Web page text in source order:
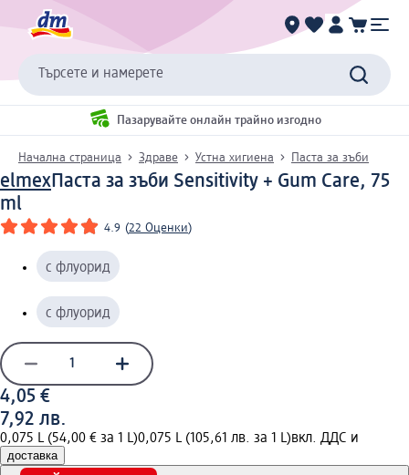
Търсете и намерете
Пазарувайте онлайн трайно изгодно
Начална страница Здраве Устна хигиена Паста за зъби
elmexПаста за зъби Sensitivity + Gum Care, 75
ml
4.9 (22 Оценки)
с флуорид
с флуорид
4,05 €
7,92 лв.
0,075 L (54,00 € за 1 L)0,075 L (105,61 лв. за 1 L)вкл. ДДС и
доставка